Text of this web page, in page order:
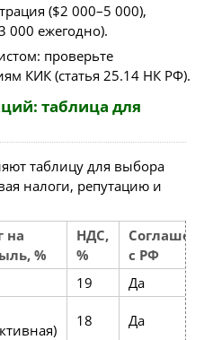
($2 000–5 000),
000 ежегодно).
проверьте
КИК (статья 25.14 НК РФ).
таблица для
таблицу для выбора
налоги, репутацию и
на
%
НДС,
%
с РФ
19 Да
18 Да